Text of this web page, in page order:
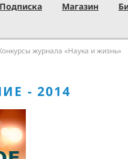
Подписка Магазин
журнала «Наука и жизнь»
- 2014